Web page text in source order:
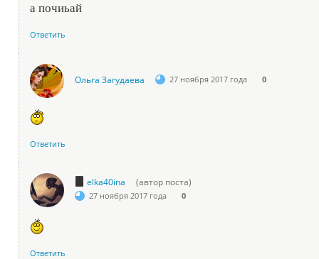
а почиьай
Ответить
Ольга Загудаева 27 ноября 2017 года 0
Ответить
elka40ina (автор поста)
27 ноября 2017 года 0
Ответить